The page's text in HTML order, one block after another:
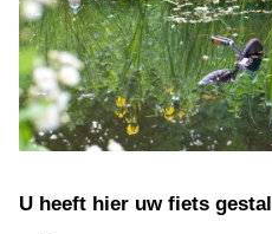
U heeft hier uw fiets